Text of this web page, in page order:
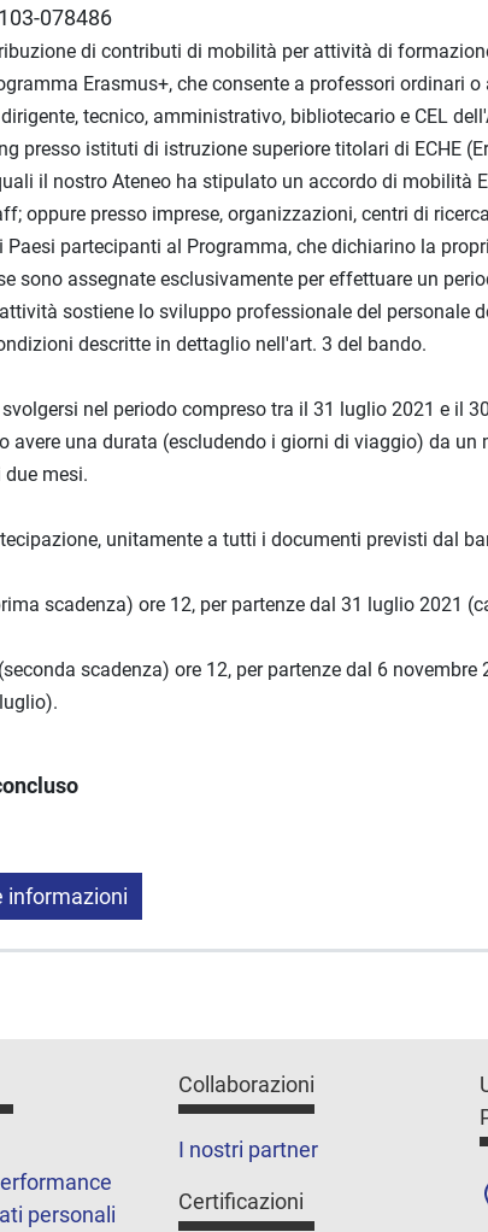
078486
di contributi di mobilità per attività di
Erasmus+, che consente a professori ordinari
tecnico, amministrativo, bibliotecario e CEL
presso istituti di istruzione superiore titolari di ECHE
il nostro Ateneo ha stipulato un accordo di mobilità
oppure presso imprese, organizzazioni, centri di
Paesi partecipanti al Programma, che dichiarino la
sono assegnate esclusivamente per effettuare un
sostiene lo sviluppo professionale del personale
descritte in dettaglio nell'art. 3 del bando.
nel periodo compreso tra il 31 luglio 2021 e il
avere una durata (escludendo i giorni di viaggio) da
mesi.
unitamente a tutti i documenti previsti dal
scadenza) ore 12, per partenze dal 31 luglio 2021
scadenza) ore 12, per partenze dal 6
informazioni
personali
Collaborazioni
I nostri partner
Certificazioni